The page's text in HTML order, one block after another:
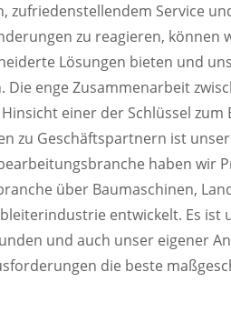
zufriedenstellendem Service
zu reagieren, können
Lösungen bieten und
Die enge Zusammenarbeit
einer der Schlüssel zum
zu Geschäftspartnern ist
haben wir
über Baumaschinen,
entwickelt. Es ist
und auch unser eigener
die beste